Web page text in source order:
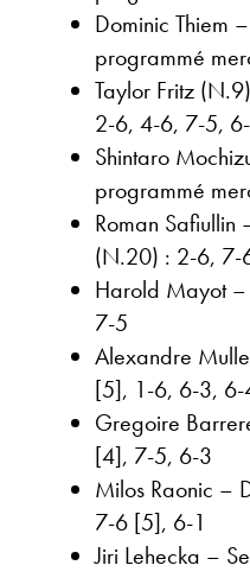
Dominic Thiem
programmé
Taylor Fritz
2-6, 4-6, 7-5,
Shintaro
programmé
Roman Safiullin
(N.20) : 2-6,
Harold Mayot
7-5
Alexandre
[5], 1-6, 6-3, 6-
Gregoire
[4], 7-5, 6-3
Milos Raonic –
7-6 [5], 6-1
Jiri Lehecka –